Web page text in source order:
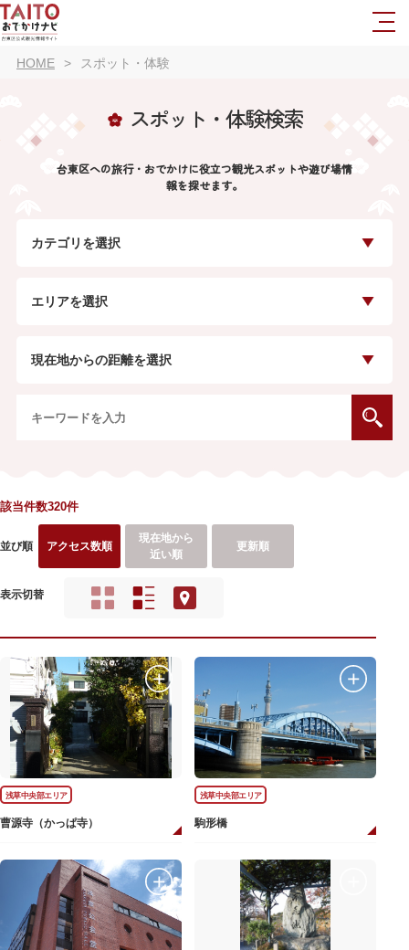
HOME スポット・体験
スポット・体験検索
台東区への旅行・おでかけに役立つ観光スポットや遊び場情
報を探せます。
カテゴリを選択
エリアを選択
現在地からの距離を選択
該当件数320件
並び順 アクセス数順
現在地から
近い順
更新順
表示切替
浅草中央部エリア
曹源寺（かっぱ寺）
浅草中央部エリア
駒形橋